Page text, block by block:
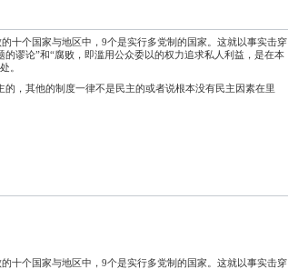
十个国家与地区中，9个是实行多党制的国家。这就以事实击穿
谬论”和“腐败，即滥用公众委以的权力追求私人利益，是在本
。
，其他的制度一律不是民主的或者说根本没有民主因素在里
十个国家与地区中，9个是实行多党制的国家。这就以事实击穿